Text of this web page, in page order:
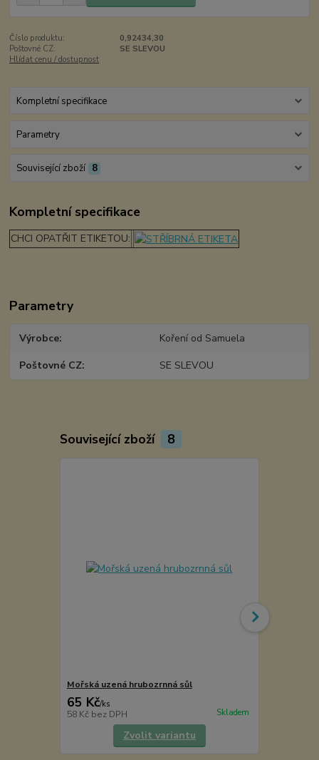
Číslo produktu:
0,92434,30
Poštovné CZ:
SE SLEVOU
Hlídat cenu / dostupnost
Kompletní specifikace
Parametry
Související zboží 8
Kompletní specifikace
CHCI OPATŘIT ETIKETOU:
Parametry
Výrobce Koření od Samuela
Poštovné CZ SE SLEVOU
Související zboží 8
Mořská uzená hrubozrnná sůl
65 Kč/ks
58 Kč bez DPH Skladem
Zvolit variantu